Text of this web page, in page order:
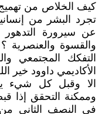
كيف الخلاص من
تجرد البشر من
عن سيرورة التدهور
والقسوة والعنصرية
التفكك المجتمعي
الأكاديمي داوود خير
الا وقبل كل شيء
وممكنة التحقق إذا
في النصف الثاني